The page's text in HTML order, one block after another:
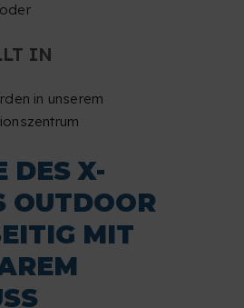
: 60 pt.
: 5,6 Punkte 2 mm.
keine Rechtschreibprüfung
korrekt vorzubereiten empfehlen
IN
in unserem
DES X-
OUTDOOR
MIT